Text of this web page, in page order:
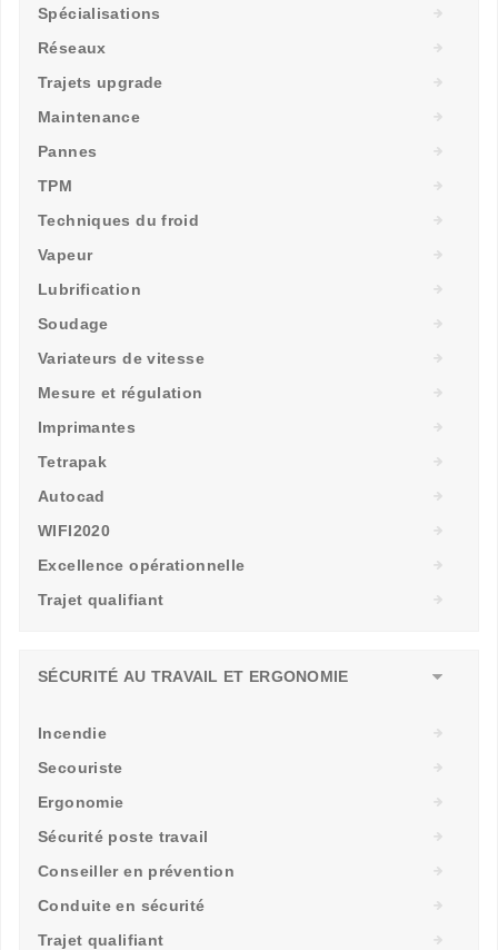
Spécialisations
Réseaux
Trajets upgrade
Maintenance
Pannes
TPM
Techniques du froid
Vapeur
Lubrification
Soudage
Variateurs de vitesse
Mesure et régulation
Imprimantes
Tetrapak
Autocad
WIFI2020
Excellence opérationnelle
Trajet qualifiant
SÉCURITÉ AU TRAVAIL ET ERGONOMIE
Incendie
Secouriste
Ergonomie
Sécurité poste travail
Conseiller en prévention
Conduite en sécurité
Trajet qualifiant